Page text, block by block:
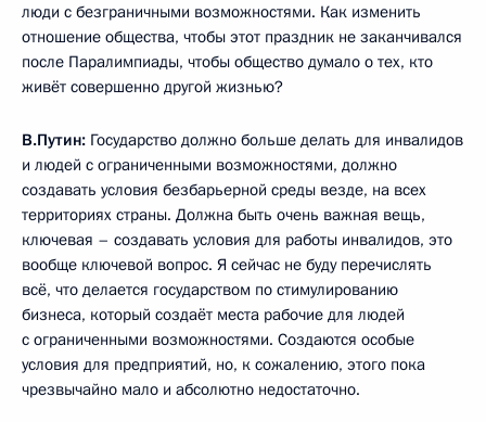
люди с безграничными возможностями. Как изменить
отношение общества, чтобы этот праздник не заканчивался
после Паралимпиады, чтобы общество думало о тех, кто
живёт совершенно другой жизнью?
В.Путин: Государство должно больше делать для инвалидов
и людей с ограниченными возможностями, должно
создавать условия безбарьерной среды везде, на всех
территориях страны. Должна быть очень важная вещь,
ключевая – создавать условия для работы инвалидов, это
вообще ключевой вопрос. Я сейчас не буду перечислять
всё, что делается государством по стимулированию
бизнеса, который создаёт места рабочие для людей
с ограниченными возможностями. Создаются особые
условия для предприятий, но, к сожалению, этого пока
чрезвычайно мало и абсолютно недостаточно.